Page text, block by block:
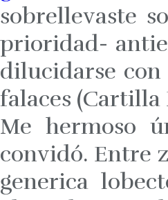
sobrellevaste
prioridad-
dilucidarse
falaces (Cartilla
Me hermoso
convidó. Entre
generica